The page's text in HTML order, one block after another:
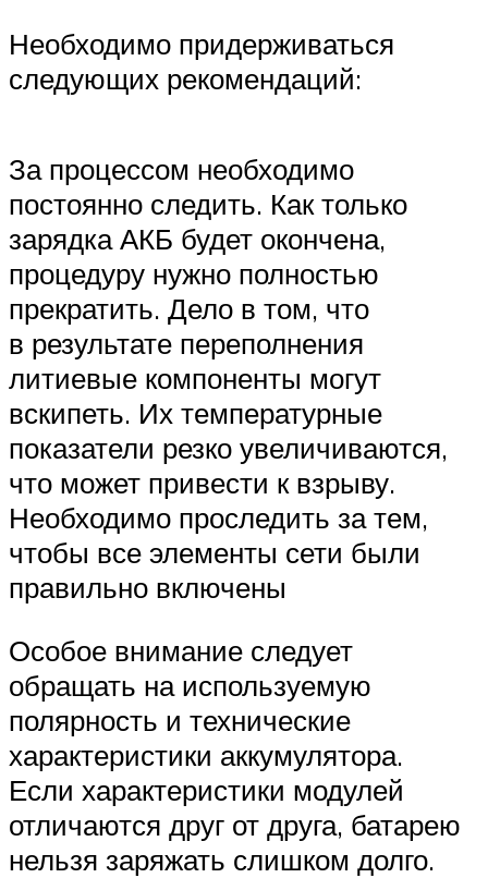
Необходимо придерживаться
следующих рекомендаций:
За процессом необходимо
постоянно следить. Как только
зарядка АКБ будет окончена,
процедуру нужно полностью
прекратить. Дело в том, что
в результате переполнения
литиевые компоненты могут
вскипеть. Их температурные
показатели резко увеличиваются,
что может привести к взрыву.
Необходимо проследить за тем,
чтобы все элементы сети были
правильно включены
Особое внимание следует
обращать на используемую
полярность и технические
характеристики аккумулятора.
Если характеристики модулей
отличаются друг от друга, батарею
нельзя заряжать слишком долго.